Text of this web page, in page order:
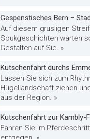
Gespenstisches Bern –
Auf diesem grusligen
Spukgeschichten warten
Gestalten auf Sie. »
Kutschenfahrt durchs
Lassen Sie sich zum
Hügellandschaft ziehen
aus der Region. »
Kutschenfahrt zur Kambly-
Fahren Sie im